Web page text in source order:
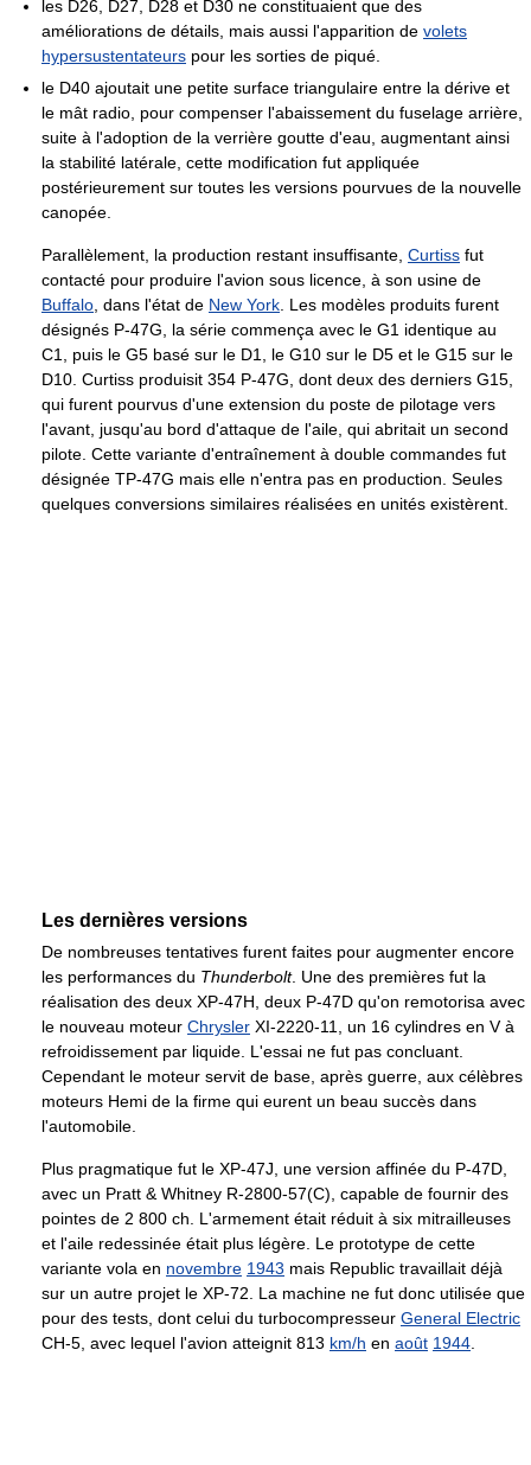
les D26, D27, D28 et D30 ne constituaient que des
améliorations de détails, mais aussi l'apparition de volets
hypersustentateurs pour les sorties de piqué.
le D40 ajoutait une petite surface triangulaire entre la dérive et
le mât radio, pour compenser l'abaissement du fuselage arrière,
suite à l'adoption de la verrière goutte d'eau, augmentant ainsi
la stabilité latérale, cette modification fut appliquée
postérieurement sur toutes les versions pourvues de la nouvelle
canopée.
Parallèlement, la production restant insuffisante, Curtiss fut
contacté pour produire l'avion sous licence, à son usine de
Buffalo , dans l'état de New York . Les modèles produits furent
désignés P-47G, la série commença avec le G1 identique au
C1, puis le G5 basé sur le D1, le G10 sur le D5 et le G15 sur le
D10. Curtiss produisit 354 P-47G, dont deux des derniers G15,
qui furent pourvus d'une extension du poste de pilotage vers
l'avant, jusqu'au bord d'attaque de l'aile, qui abritait un second
pilote. Cette variante d'entraînement à double commandes fut
désignée TP-47G mais elle n'entra pas en production. Seules
quelques conversions similaires réalisées en unités existèrent.
Les dernières versions
De nombreuses tentatives furent faites pour augmenter encore
les performances du Thunderbolt. Une des premières fut la
réalisation des deux XP-47H, deux P-47D qu'on remotorisa avec
le nouveau moteur Chrysler XI-2220-11, un 16 cylindres en V à
refroidissement par liquide. L'essai ne fut pas concluant.
Cependant le moteur servit de base, après guerre, aux célèbres
moteurs Hemi de la firme qui eurent un beau succès dans
l'automobile.
Plus pragmatique fut le XP-47J, une version affinée du P-47D,
avec un Pratt & Whitney R-2800-57(C), capable de fournir des
pointes de 2 800 ch . L'armement était réduit à six mitrailleuses
et l'aile redessinée était plus légère. Le prototype de cette
variante vola en novembre 1943 mais Republic travaillait déjà
sur un autre projet le XP-72. La machine ne fut donc utilisée que
pour des tests, dont celui du turbocompresseur General Electric
CH-5, avec lequel l'avion atteignit 813 km/h en août 1944